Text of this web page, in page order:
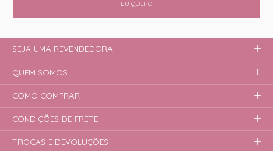
EU QUERO
SEJA UMA REVENDEDORA
QUEM SOMOS
COMO COMPRAR
CONDIÇÕES DE FRETE
TROCAS E DEVOLUÇÕES